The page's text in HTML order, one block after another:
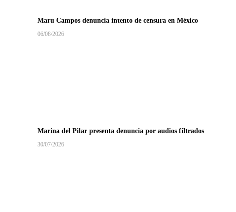
Maru Campos denuncia intento de censura en México
06/08/2026
Marina del Pilar presenta denuncia por audios filtrados
30/07/2026